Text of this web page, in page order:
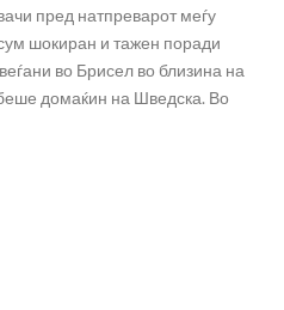
пред натпреварот меѓу
шокиран и тажен поради
во Брисел во близина на
домаќин на Шведска. Во